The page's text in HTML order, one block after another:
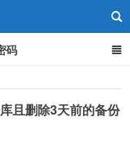
码
且删除3天前的备份